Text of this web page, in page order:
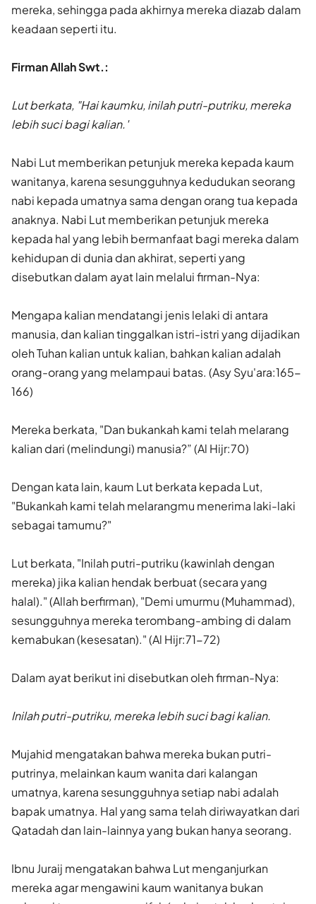
mereka, sehingga pada akhirnya mereka diazab dalam
keadaan seperti itu.
Firman Allah Swt.:
Lut berkata, "Hai kaumku, inilah putri-putriku, mereka
lebih suci bagi kalian.'
Nabi Lut memberikan petunjuk mereka kepada kaum
wanitanya, karena sesungguhnya kedudukan seorang
nabi kepada umatnya sama dengan orang tua kepada
anaknya. Nabi Lut memberikan petunjuk mereka
kepada hal yang lebih bermanfaat bagi mereka dalam
kehidupan di dunia dan akhirat, seperti yang
disebutkan dalam ayat lain melalui firman-Nya:
Mengapa kalian mendatangi jenis lelaki di antara
manusia, dan kalian tinggalkan istri-istri yang dijadikan
oleh Tuhan kalian untuk kalian, bahkan kalian adalah
orang-orang yang melampaui batas. (Asy Syu'ara:165-
166)
Mereka berkata, "Dan bukankah kami telah melarang
kalian dari (melindungi) manusia?” (Al Hijr:70)
Dengan kata lain, kaum Lut berkata kepada Lut,
"Bukankah kami telah melarangmu menerima laki-laki
sebagai tamumu?"
Lut berkata, "Inilah putri-putriku (kawinlah dengan
mereka) jika kalian hendak berbuat (secara yang
halal)." (Allah berfirman), "Demi umurmu (Muhammad),
sesungguhnya mereka terombang-ambing di dalam
kemabukan (kesesatan)." (Al Hijr:71-72)
Dalam ayat berikut ini disebutkan oleh firman-Nya:
Inilah putri-putriku, mereka lebih suci bagi kalian.
Mujahid mengatakan bahwa mereka bukan putri-
putrinya, melainkan kaum wanita dari kalangan
umatnya, karena sesungguhnya setiap nabi adalah
bapak umatnya. Hal yang sama telah diriwayatkan dari
Qatadah dan lain-lainnya yang bukan hanya seorang.
Ibnu Juraij mengatakan bahwa Lut menganjurkan
mereka agar mengawini kaum wanitanya bukan